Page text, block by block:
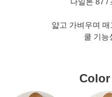
나일론 87 /
얇고 가벼우며 매
쿨 기능